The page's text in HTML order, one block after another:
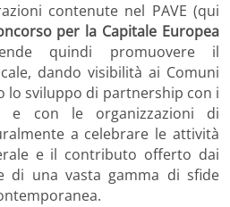
contenute nel PAVE (qui
per la Capitale Europea
quindi promuovere il
dando visibilità ai Comuni
lo sviluppo di partnership con i
e con le organizzazioni di
a celebrare le attività
e il contributo offerto dai
di una vasta gamma di sfide